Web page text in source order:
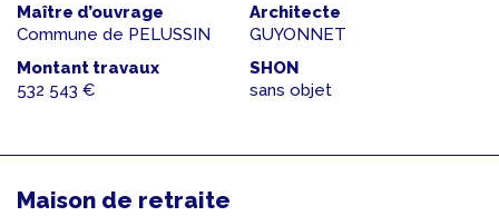
Maître d’ouvrage
Commune de PELUSSIN
Architecte
GUYONNET
Montant travaux
532 543 €
SHON
sans objet
Maison de retraite